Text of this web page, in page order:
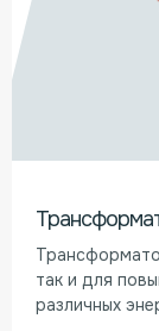
так и для
различных